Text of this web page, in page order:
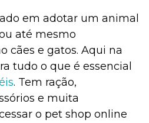
em adotar um animal
até mesmo
cães e gatos. Aqui na
tudo o que é essencial
. Tem ração,
e muita
o pet shop online